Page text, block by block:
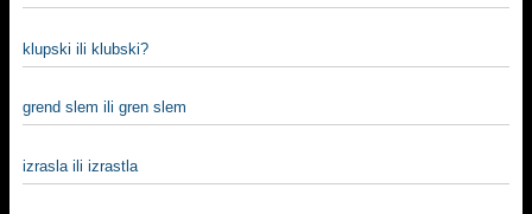
klupski ili klubski?
grend slem ili gren slem
izrasla ili izrastla